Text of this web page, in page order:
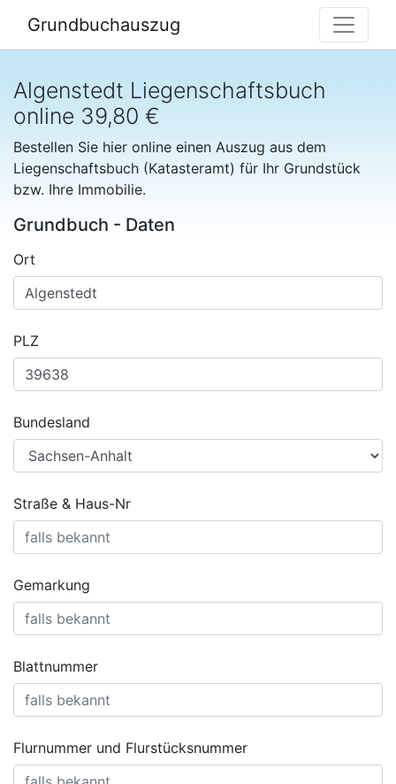
Grundbuchauszug
Algenstedt Liegenschaftsbuch
online 39,80 €
Bestellen Sie hier online einen Auszug aus dem
Liegenschaftsbuch (Katasteramt) für Ihr Grundstück
bzw. Ihre Immobilie.
Grundbuch - Daten
Ort
PLZ
Bundesland
Straße & Haus-Nr
Gemarkung
Blattnummer
Flurnummer und Flurstücksnummer